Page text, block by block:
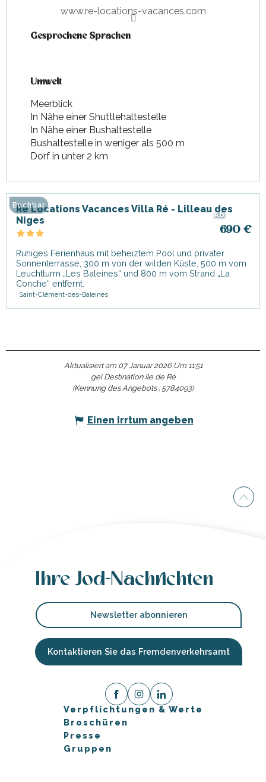
www.re-locations-vacances.com
Gesprochene Sprachen
Gesprochene Sprachen
Umwelt
Umwelt
Meerblick
In Nähe einer Shuttlehaltestelle
In Nähe einer Bushaltestelle
Bushaltestelle in weniger als 500 m
Dorf in unter 2 km
Ab
690 €
Ré Locations Vacances Villa Ré - Lilleau des
Niges
Ruhiges Ferienhaus mit beheiztem Pool und privater
Sonnenterrasse, 300 m von der wilden Küste, 500 m vom
Leuchtturm „Les Baleines“ und 800 m vom Strand „La
Conche“ entfernt.
Saint-Clément-des-Baleines
Buchbar
Aktualisiert am 07 Januar 2026 Um 11:51
gei Destination Ile de Ré
(Kennung des Angebots : 5784093)
Einen Irrtum angeben
Ihre Jod-Nachrichten
Newsletter abonnieren
Kontaktieren Sie das Fremdenverkehrsamt
Verpflichtungen & Werte
Broschüren
Presse
Gruppen